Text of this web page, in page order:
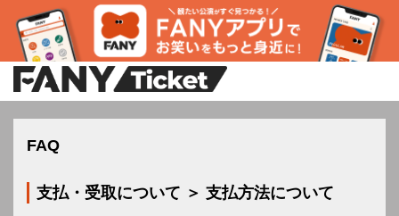
FAQ
支払・受取について ＞ 支払方法について